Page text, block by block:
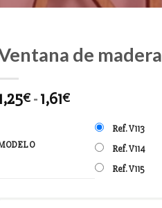
de madera
€ -1,61€
Ref. V113
Ref. V114
Ref. V115